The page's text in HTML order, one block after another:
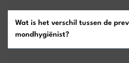
Wat is het verschil tussen de
mondhygiënist?